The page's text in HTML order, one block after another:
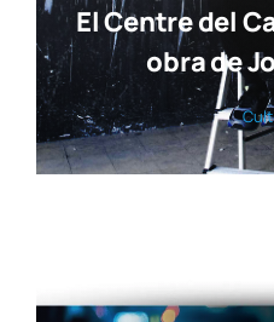
El Centre del
obra de